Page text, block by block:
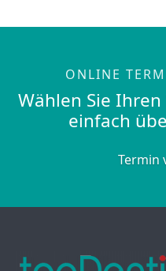
ONLINE
Wählen Sie
einfach
Termin